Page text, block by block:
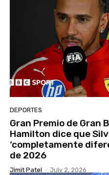
DEPORTES
Gran Premio de Gran
Hamilton dice que
‘completamente
de 2026
Jimit Patel - July 2, 2026